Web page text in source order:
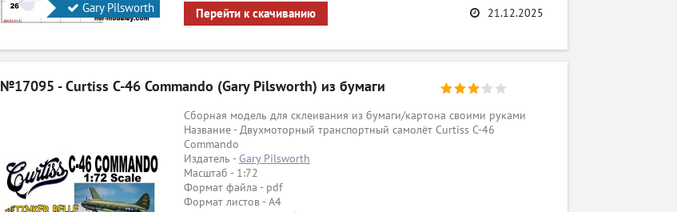
Gary Pilsworth Перейти к скачиванию 21.12.2025
№17095 - Curtiss C-46 Commando (Gary Pilsworth) из бумаги
Сборная модель для склеивания из бумаги/картона своими руками
Название - Двухмоторный транспортный самолёт Curtiss C-46
Commando
Издатель -Gary Pilsworth
Масштаб - 1:72
Формат файла - pdf
Формат листов - A4